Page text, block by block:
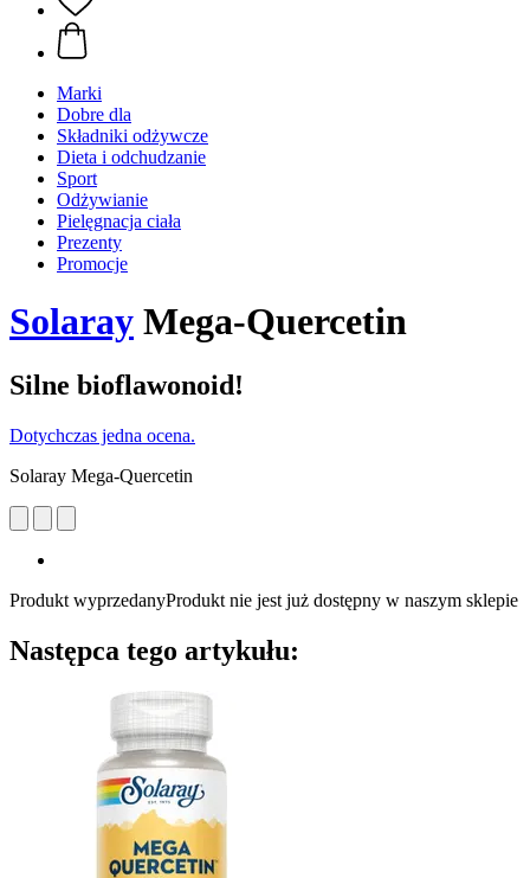
Marki
Dobre dla
Składniki odżywcze
Dieta i odchudzanie
Sport
Odżywianie
Pielęgnacja ciała
Prezenty
Promocje
Solaray Mega-Quercetin
Silne bioflawonoid!
Dotychczas jedna ocena.
Solaray Mega-Quercetin
Produkt wyprzedanyProdukt nie jest już dostępny w naszym sklepie
Następca tego artykułu: